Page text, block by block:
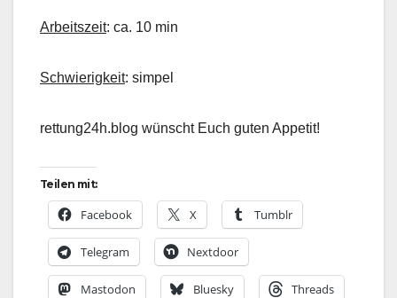
Arbeitszeit: ca. 10 min
Schwierigkeit: simpel
rettung24h.blog wünscht Euch guten Appetit!
Teilen mit:
Facebook X Tumblr
Telegram Nextdoor
Mastodon Bluesky Threads